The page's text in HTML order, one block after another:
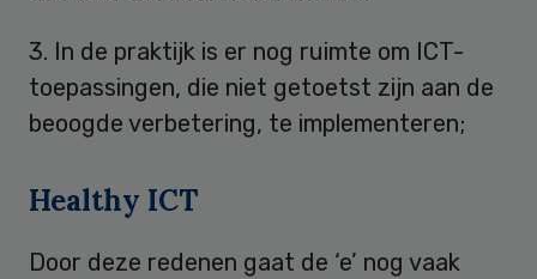
3. In de praktijk is er nog ruimte om ICT-
toepassingen, die niet getoetst zijn aan de
beoogde verbetering, te implementeren;
Healthy ICT
Door deze redenen gaat de ‘e’ nog vaak